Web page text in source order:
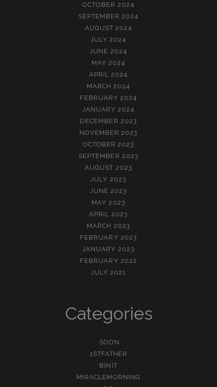
OCTOBER 2024
SEPTEMBER 2024
AUGUST 2024
JULY 2024
JUNE 2024
MAY 2024
APRIL 2024
MARCH 2024
FEBRUARY 2024
JANUARY 2024
DECEMBER 2023
NOVEMBER 2023
OCTOBER 2023
SEPTEMBER 2023
AUGUST 2023
JULY 2023
JUNE 2023
MAY 2023
APRIL 2023
MARCH 2023
FEBRUARY 2023
JANUARY 2023
FEBRUARY 2022
JULY 2021
Categories
.SOON
1STFATHER
BINIT
MIRACLEMORNING